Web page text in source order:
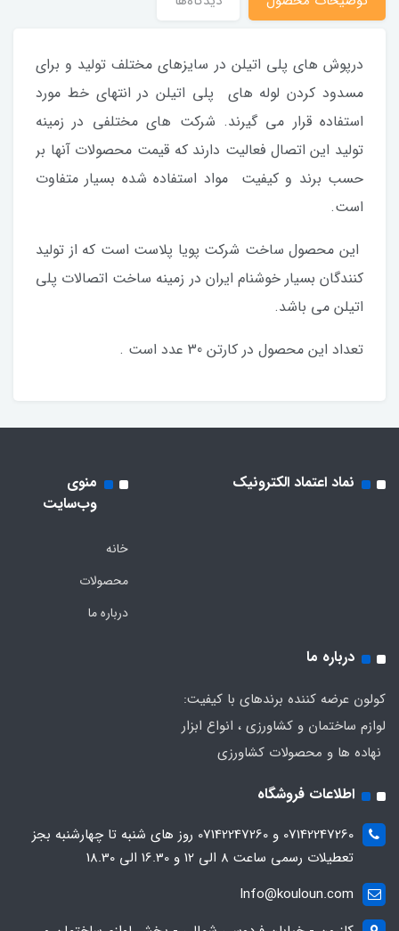
درپوش های پلی اتیلن در سایزهای مختلف تولید و برای
مسدود کردن لوله های پلی اتیلن در انتهای خط مورد
استفاده قرار می گیرند. شرکت های مختلفی در زمینه
تولید این اتصال فعالیت دارند که قیمت محصولات آنها بر
حسب برند و کیفیت مواد استفاده شده بسیار متفاوت
است.
این محصول ساخت شرکت پویا پلاست است که از تولید
کنندگان بسیار خوشنام ایران در زمینه ساخت اتصالات پلی
اتیلن می باشد.
تعداد این محصول در کارتن 30 عدد است .
نماد اعتماد الکترونیک
منوی
وب‌سایت
خانه
محصولات
درباره ما
درباره ما
کولون عرضه کننده برندهای با کیفیت:
لوازم ساختمان و کشاورزی ، انواع ابزار
نهاده ها و محصولات کشاورزی
اطلاعات فروشگاه
07142247260 و 07142247260 روز های شنبه تا چهارشنبه بجز
تعطیلات رسمی ساعت 8 الی 12 و 16.30 الی 18.30
Info@kouloun.com